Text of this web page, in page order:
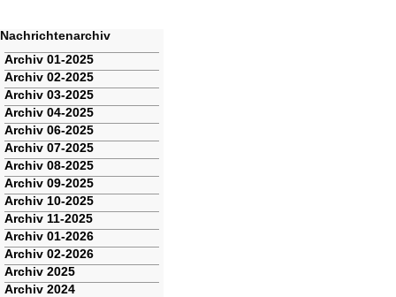
Nachrichtenarchiv
Navigation
überspringen
Archiv 01-2025
Archiv 02-2025
Archiv 03-2025
Archiv 04-2025
Archiv 06-2025
Archiv 07-2025
Archiv 08-2025
Archiv 09-2025
Archiv 10-2025
Archiv 11-2025
Archiv 01-2026
Archiv 02-2026
Archiv 2025
Archiv 2024